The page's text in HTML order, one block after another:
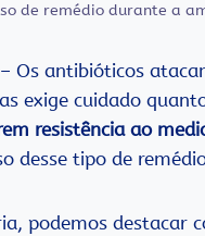
de remédio durante a
– Os antibióticos
exige cuidado
resistência ao
desse tipo de
podemos destacar